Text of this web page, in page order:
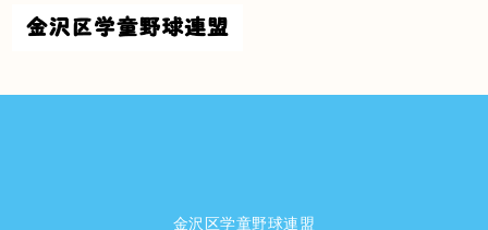
金沢区学童野球連盟